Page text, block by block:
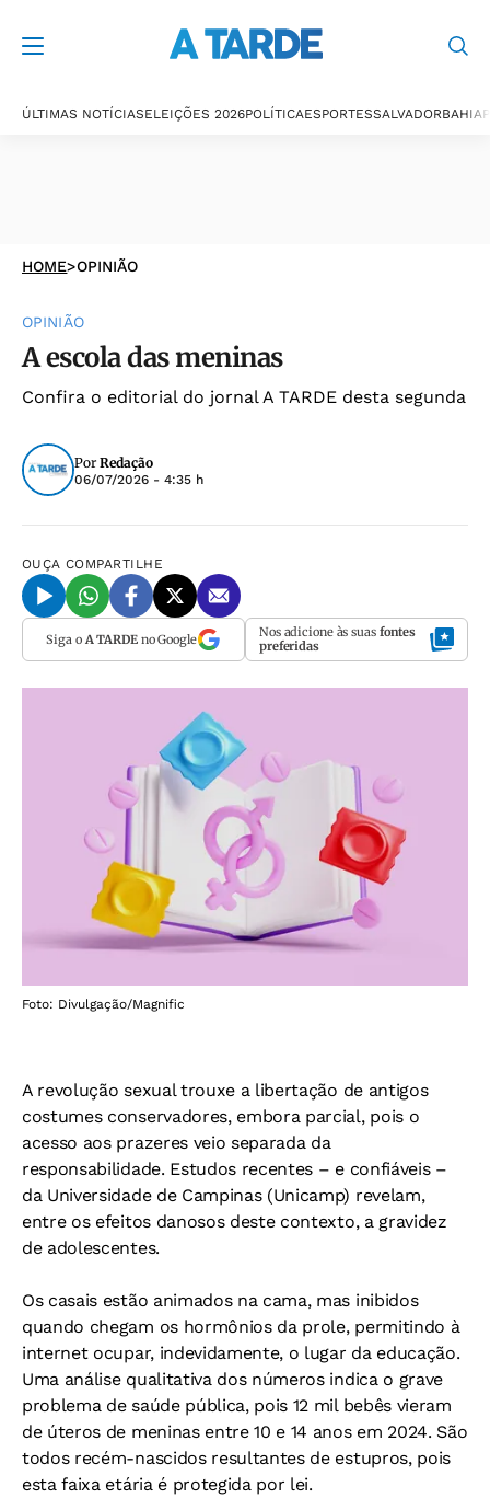
ÚLTIMAS NOTÍCIASELEIÇÕES 2026POLÍTICAESPORTESSALVADORBAHIA
HOME>OPINIÃO
OPINIÃO
A escola das meninas
Confira o editorial do jornal A TARDE desta segunda
Por Redação
06/07/2026 - 4:35 h
OUÇA COMPARTILHE
Siga o A TARDEno Google Nos adicione às suas fontes
preferidas
Foto: Divulgação/Magnific
A revolução sexual trouxe a libertação de antigos
costumes conservadores, embora parcial, pois o
acesso aos prazeres veio separada da
responsabilidade. Estudos recentes – e confiáveis –
da Universidade de Campinas (Unicamp) revelam,
entre os efeitos danosos deste contexto, a gravidez
de adolescentes.
Os casais estão animados na cama, mas inibidos
quando chegam os hormônios da prole, permitindo à
internet ocupar, indevidamente, o lugar da educação.
Uma análise qualitativa dos números indica o grave
problema de saúde pública, pois 12 mil bebês vieram
de úteros de meninas entre 10 e 14 anos em 2024. São
todos recém-nascidos resultantes de estupros, pois
esta faixa etária é protegida por lei.